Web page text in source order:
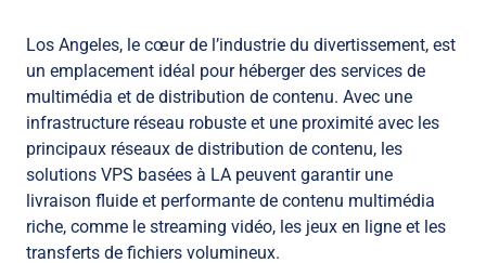
Los Angeles, le cœur de l’industrie du divertissement, est
un emplacement idéal pour héberger des services de
multimédia et de distribution de contenu. Avec une
infrastructure réseau robuste et une proximité avec les
principaux réseaux de distribution de contenu, les
solutions VPS basées à LA peuvent garantir une
livraison fluide et performante de contenu multimédia
riche, comme le streaming vidéo, les jeux en ligne et les
transferts de fichiers volumineux.